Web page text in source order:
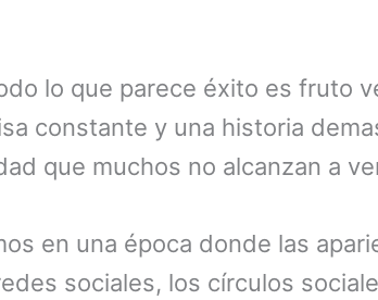
lo que parece éxito es fruto
constante y una historia
que muchos no alcanzan a
en una época donde las
sociales, los círculos